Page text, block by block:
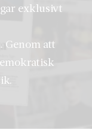
exklusivt
Genom att